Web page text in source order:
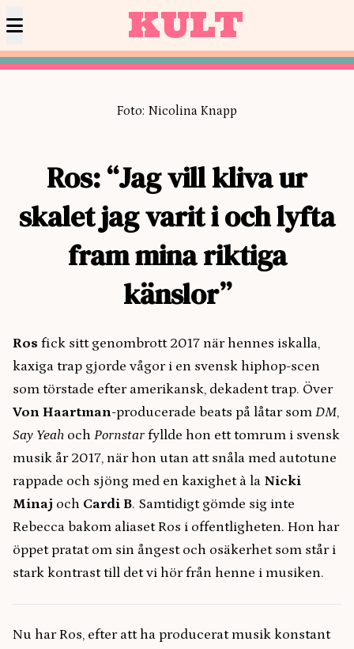
KULT
Foto: Nicolina Knapp
Ros: “Jag vill kliva ur
skalet jag varit i och lyfta
fram mina riktiga
känslor”
Ros fick sitt genombrott 2017 när hennes iskalla,
kaxiga trap gjorde vågor i en svensk hiphop-scen
som törstade efter amerikansk, dekadent trap. Över
Von Haartman-producerade beats på låtar som DM,
Say Yeah och Pornstar fyllde hon ett tomrum i svensk
musik år 2017, när hon utan att snåla med autotune
rappade och sjöng med en kaxighet à la Nicki
Minaj och Cardi B. Samtidigt gömde sig inte
Rebecca bakom aliaset Ros i offentligheten. Hon har
öppet pratat om sin ångest och osäkerhet som står i
stark kontrast till det vi hör från henne i musiken.
Nu har Ros, efter att ha producerat musik konstant